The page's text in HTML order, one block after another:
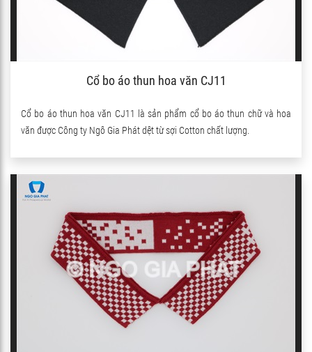
Cổ bo áo thun hoa văn CJ11
Cổ bo áo thun hoa văn CJ11 là sản phẩm cổ bo áo thun chữ và hoa
văn được Công ty Ngô Gia Phát dệt từ sợi Cotton chất lượng.